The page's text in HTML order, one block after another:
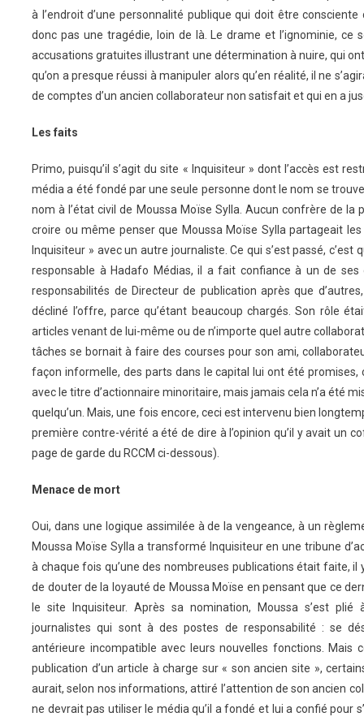
à l’endroit d’une personnalité publique qui doit être
donc pas une tragédie, loin de là. Le drame et l’ignominie, ce
accusations gratuites illustrant une détermination à nuire, qui
qu’on a presque réussi à manipuler alors qu’en réalité, il ne
de comptes d’un ancien collaborateur non satisfait et qui en a
Les faits
Primo, puisqu’il s’agit du site « Inquisiteur » dont l’accès est
média a été fondé par une seule personne dont le nom se trouve
nom à l’état civil de Moussa Moïse Sylla. Aucun confrère de la
croire ou même penser que Moussa Moïse Sylla partageait
Inquisiteur » avec un autre journaliste. Ce qui s’est passé, c’est
responsable à Hadafo Médias, il a fait confiance à un de
responsabilités de Directeur de publication après que
décliné l’offre, parce qu’étant beaucoup chargés. Son rôle
articles venant de lui-même ou de n’importe quel autre
tâches se bornait à faire des courses pour son ami,
façon informelle, des parts dans le capital lui ont été promises,
avec le titre d’actionnaire minoritaire, mais jamais cela n’a été
quelqu’un. Mais, une fois encore, ceci est intervenu bien
première contre-vérité a été de dire à l’opinion qu’il y avait un
page de garde du RCCM ci-dessous).
Menace de mort
Oui, dans une logique assimilée à de la vengeance, à un
Moussa Moïse Sylla a transformé Inquisiteur en une tribune
à chaque fois qu’une des nombreuses publications était faite,
de douter de la loyauté de Moussa Moïse en pensant que ce
le site Inquisiteur. Après sa nomination, Moussa s’est
journalistes qui sont à des postes de responsabilité : se
antérieure incompatible avec leurs nouvelles fonctions. Mais
publication d’un article à charge sur « son ancien site »,
aurait, selon nos informations, attiré l’attention de son ancien
ne devrait pas utiliser le média qu’il a fondé et lui a confié pour